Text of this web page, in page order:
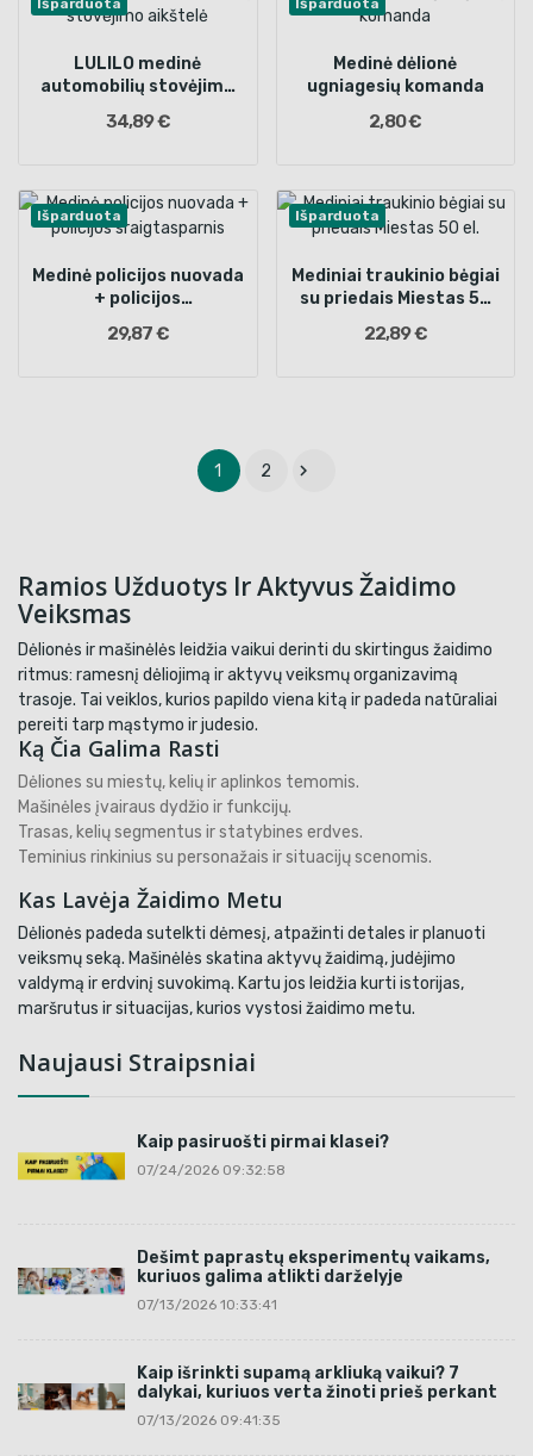
Naujausi Straipsniai
Kaip pasiruošti pirmai klasei?
07/24/2026 09:32:58
Dešimt paprastų eksperimentų vaikams,
kuriuos galima atlikti darželyje
07/13/2026 10:33:41
Kaip išrinkti supamą arkliuką vaikui? 7
dalykai, kuriuos verta žinoti prieš perkant
07/13/2026 09:41:35
Išparduota
LULILO medinė
automobilių stovėjimo
aikštelė
34,89 €
Išparduota
Medinė dėlionė
ugniagesių komanda
2,80 €
Išparduota
Medinė policijos nuovada
+ policijos
sraigtasparnis
29,87 €
Išparduota
Mediniai traukinio bėgiai
su priedais Miestas 50
el.
22,89 €
1 2 
Ramios Užduotys Ir Aktyvus Žaidimo
Veiksmas
Dėlionės ir mašinėlės leidžia vaikui derinti du skirtingus žaidimo
ritmus: ramesnį dėliojimą ir aktyvų veiksmų organizavimą
trasoje. Tai veiklos, kurios papildo viena kitą ir padeda natūraliai
pereiti tarp mąstymo ir judesio.
Ką Čia Galima Rasti
Dėliones su miestų, kelių ir aplinkos temomis.
Mašinėles įvairaus dydžio ir funkcijų.
Trasas, kelių segmentus ir statybines erdves.
Teminius rinkinius su personažais ir situacijų scenomis.
Kas Lavėja Žaidimo Metu
Dėlionės padeda sutelkti dėmesį, atpažinti detales ir planuoti
veiksmų seką. Mašinėlės skatina aktyvų žaidimą, judėjimo
valdymą ir erdvinį suvokimą. Kartu jos leidžia kurti istorijas,
maršrutus ir situacijas, kurios vystosi žaidimo metu.